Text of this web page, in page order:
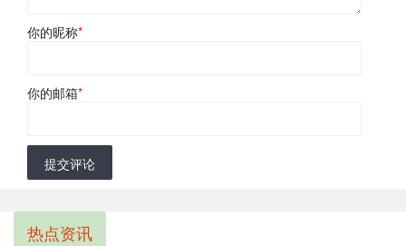
你的昵称*
你的邮箱*
提交评论
热点资讯